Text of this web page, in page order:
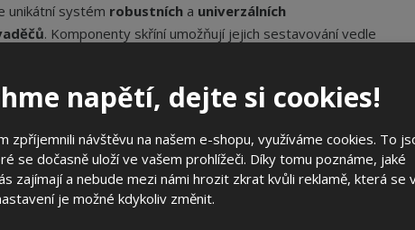
napětí, dejte si cookies!
zpříjemnili návštěvu na našem e-shopu, využíváme cookies. To
se dočasně uloží ve vašem prohlížeči. Díky tomu poznáme, jaké
zajímají a nebude mezi námi hrozit zkrat kvůli reklamě, která se
je možné kdykoliv změnit.
unikátní systém robustních a univerzálních
. Komponenty skříní umožňují jejich sestavování vedle
skříně a sokly lze sestavovat vedle sebe a nad sebe bez
do skříní nebo pilířů. Jednotlivé komponenty jsou
řešeny tak, aby jejich montáž byla jednoduchá a užití
široké spektrum požadavků elektrotechniky v jednotlivých